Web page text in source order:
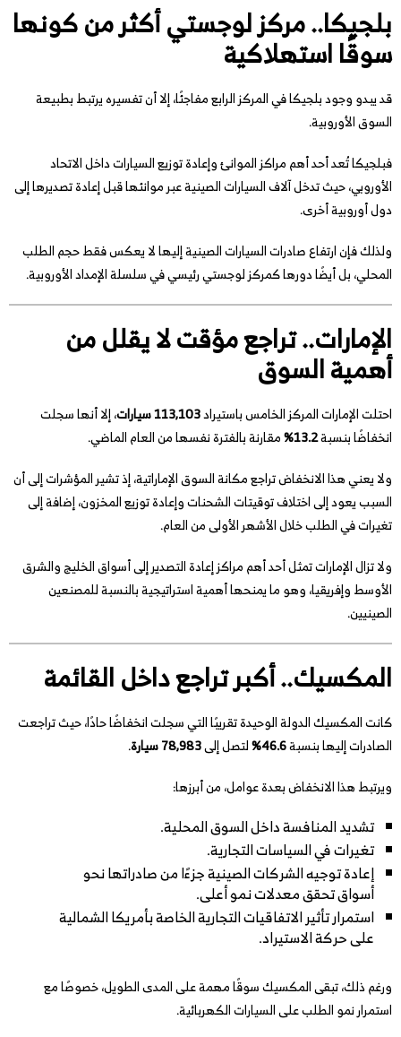
بلجيكا.. مركز لوجستي أكثر من كونها
سوقًا استهلاكية
قد يبدو وجود بلجيكا في المركز الرابع مفاجئًا، إلا أن تفسيره يرتبط بطبيعة
السوق الأوروبية.
فبلجيكا تُعد أحد أهم مراكز الموانئ وإعادة توزيع السيارات داخل الاتحاد
الأوروبي، حيث تدخل آلاف السيارات الصينية عبر موانئها قبل إعادة تصديرها إلى
دول أوروبية أخرى.
ولذلك فإن ارتفاع صادرات السيارات الصينية إليها لا يعكس فقط حجم الطلب
المحلي، بل أيضًا دورها كمركز لوجستي رئيسي في سلسلة الإمداد الأوروبية.
الإمارات.. تراجع مؤقت لا يقلل من
أهمية السوق
احتلت الإمارات المركز الخامس باستيراد113,103 سيارات
، إلا أنها سجلت
انخفاضًا بنسبة13.2% مقارنة بالفترة نفسها من العام الماضي.
ولا يعني هذا الانخفاض تراجع مكانة السوق الإماراتية، إذ تشير المؤشرات إلى أن
السبب يعود إلى اختلاف توقيتات الشحنات وإعادة توزيع المخزون، إضافة إلى
تغيرات في الطلب خلال الأشهر الأولى من العام.
ولا تزال الإمارات تمثل أحد أهم مراكز إعادة التصدير إلى أسواق الخليج والشرق
الأوسط وإفريقيا، وهو ما يمنحها أهمية استراتيجية بالنسبة للمصنعين
الصينيين.
المكسيك.. أكبر تراجع داخل القائمة
كانت المكسيك الدولة الوحيدة تقريبًا التي سجلت انخفاضًا حادًا، حيث تراجعت
الصادرات إليها بنسبة46.6% لتصل إلى78,983 سيارة
.
ويرتبط هذا الانخفاض بعدة عوامل، من أبرزها:
تشديد المنافسة داخل السوق المحلية.
تغيرات في السياسات التجارية.
إعادة توجيه الشركات الصينية جزءًا من صادراتها نحو
أسواق تحقق معدلات نمو أعلى.
استمرار تأثير الاتفاقيات التجارية الخاصة بأمريكا الشمالية
على حركة الاستيراد.
ورغم ذلك، تبقى المكسيك سوقًا مهمة على المدى الطويل، خصوصًا مع
استمرار نمو الطلب على السيارات الكهربائية.